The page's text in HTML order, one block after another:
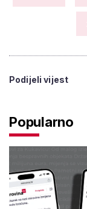
Podijeli vijest
Popularno